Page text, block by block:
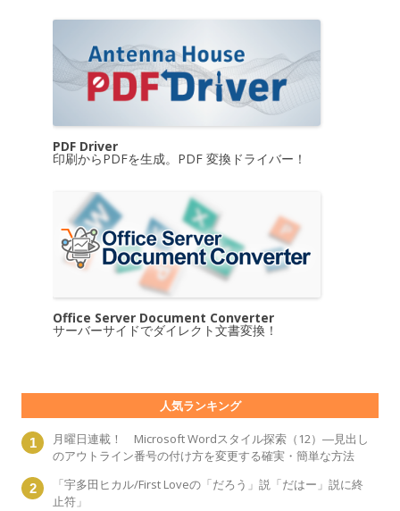
PDF Driver
印刷からPDFを生成。PDF 変換ドライバー！
Office Server Document Converter
サーバーサイドでダイレクト文書変換！
人気ランキング
月曜日連載！ Microsoft Wordスタイル探索（12）―見出し
のアウトライン番号の付け方を変更する確実・簡単な方法
「宇多田ヒカル/First Loveの「だろう」説「だはー」説に終
止符」